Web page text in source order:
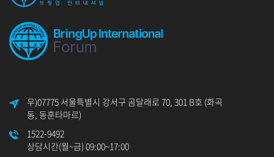
우)07775 서울특별시 강서구 곰달래로 70, 301 B호 (화곡
동, 동훈타마르)
1522-9492
상담시간(월~금) 09:00~17:00